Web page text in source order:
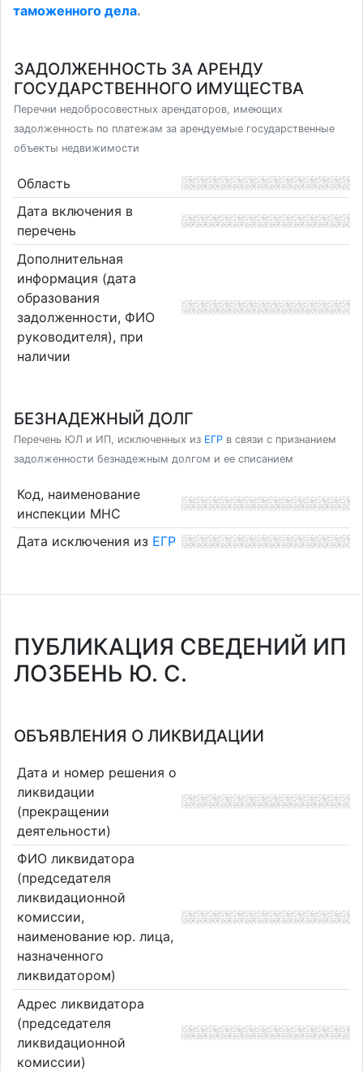
таможенного дела.
ЗАДОЛЖЕННОСТЬ ЗА АРЕНДУ
ГОСУДАРСТВЕННОГО ИМУЩЕСТВА
Перечни недобросовестных арендаторов, имеющих
задолженность по платежам за арендуемые государственные
объекты недвижимости
Область
Дата включения в
перечень
Дополнительная
информация (дата
образования
задолженности, ФИО
руководителя), при
наличии
БЕЗНАДЕЖНЫЙ ДОЛГ
Перечень ЮЛ и ИП, исключенных из ЕГР в связи с признанием
задолженности безнадежным долгом и ее списанием
Код, наименование
инспекции МНС
Дата исключения из ЕГР
ПУБЛИКАЦИЯ СВЕДЕНИЙ ИП
ЛОЗБЕНЬ Ю. С.
ОБЪЯВЛЕНИЯ О ЛИКВИДАЦИИ
Дата и номер решения о
ликвидации
(прекращении
деятельности)
ФИО ликвидатора
(председателя
ликвидационной
комиссии,
наименование юр. лица,
назначенного
ликвидатором)
Адрес ликвидатора
(председателя
ликвидационной
комиссии)